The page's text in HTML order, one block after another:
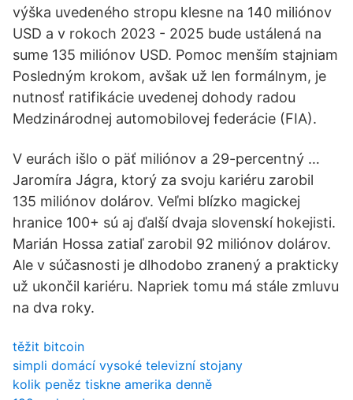
výška uvedeného stropu klesne na 140 miliónov
USD a v rokoch 2023 - 2025 bude ustálená na
sume 135 miliónov USD. Pomoc menším stajniam
Posledným krokom, avšak už len formálnym, je
nutnosť ratifikácie uvedenej dohody radou
Medzinárodnej automobilovej federácie (FIA).
V eurách išlo o päť miliónov a 29-percentný …
Jaromíra Jágra, ktorý za svoju kariéru zarobil
135 miliónov dolárov. Veľmi blízko magickej
hranice 100+ sú aj ďalší dvaja slovenskí hokejisti.
Marián Hossa zatiaľ zarobil 92 miliónov dolárov.
Ale v súčasnosti je dlhodobo zranený a prakticky
už ukončil kariéru. Napriek tomu má stále zmluvu
na dva roky.
těžit bitcoin
simpli domácí vysoké televizní stojany
kolik peněz tiskne amerika denně